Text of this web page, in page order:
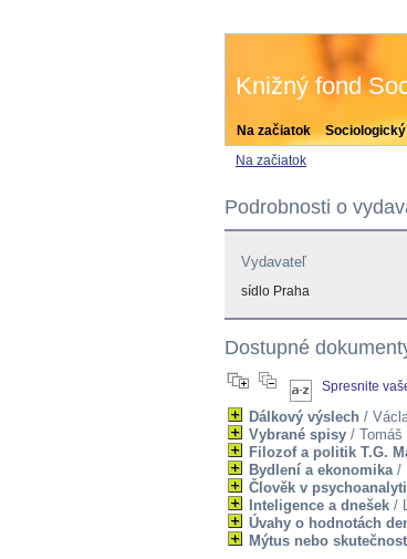
Na začiatok
Knižný fond
Na začiatok
Podrobnosti o
Vydavateľ
sídlo Praha
Dostupné
Spresnite
Dálkový výslech /
Vybrané spisy / Tomáš
Filozof a politik T.G.
Bydlení a ekonomika/
Člověk v
Inteligence a dnešek /
Úvahy o hodnotách
Mýtus nebo